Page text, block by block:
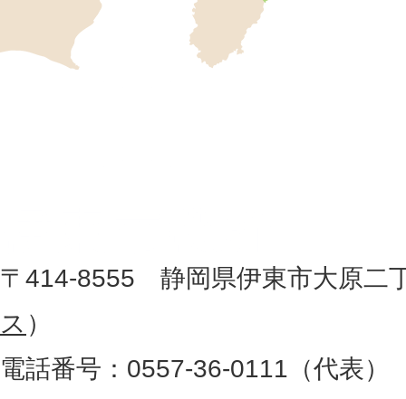
地
図
。
静
所
〒414-8555 静岡県伊東市大原二
ス ）
電話番号：0557-36-0111（代表）